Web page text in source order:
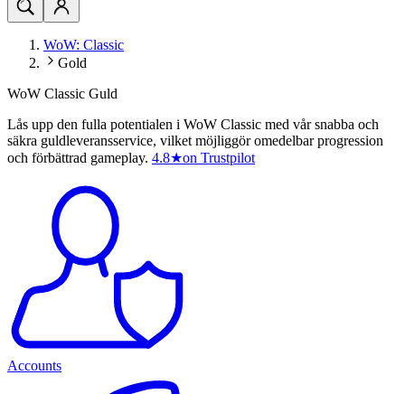
WoW: Classic
Gold
WoW Classic Guld
Lås upp den fulla potentialen i WoW Classic med vår snabba och
säkra guldleveransservice, vilket möjliggör omedelbar progression
och förbättrad gameplay. 4.8★on Trustpilot
Accounts